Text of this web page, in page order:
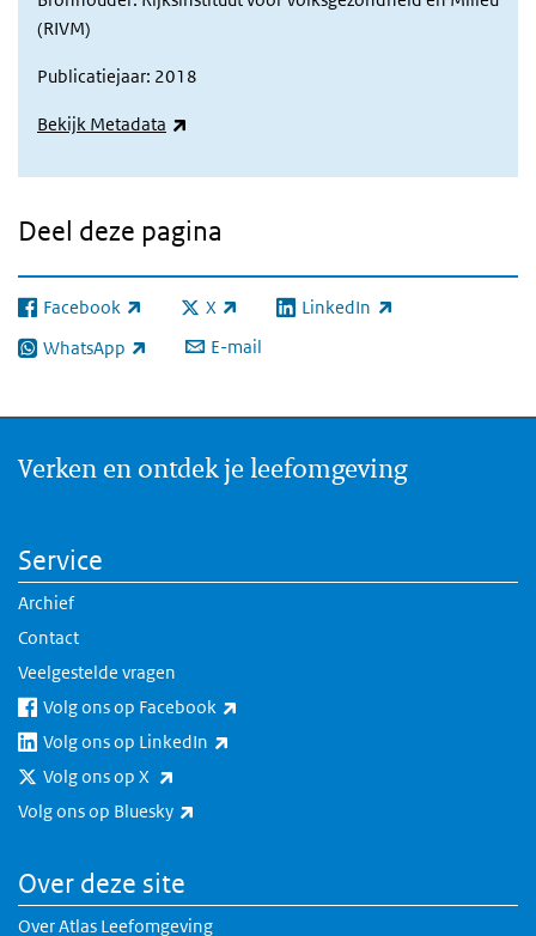
(RIVM)
Publicatiejaar: 2018
Bekijk Metadata
Deel deze pagina
Facebook
(externe link) X
(externe link) LinkedIn
(externe link)
WhatsApp
(externe link) E-mail
Verken en ontdek je leefomgeving
Service
Archief
Contact
Veelgestelde vragen
Volg ons op Facebook
Volg ons op LinkedIn
Volg ons op X
Volg ons op Bluesky
Over deze site
Over Atlas Leefomgeving